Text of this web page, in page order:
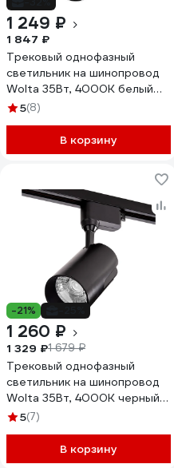
1 249 ₽
1 847 ₽
Трековый однофазный
светильник на шинопровод
Wolta 35Вт, 4000К белый
WTL-35W/01W
5(8)
В корзину
-21%
1 260 ₽
1 329 ₽1 679 ₽
Трековый однофазный
светильник на шинопровод
Wolta 35Вт, 4000К черный
WTL-35W/01B
5(7)
В корзину